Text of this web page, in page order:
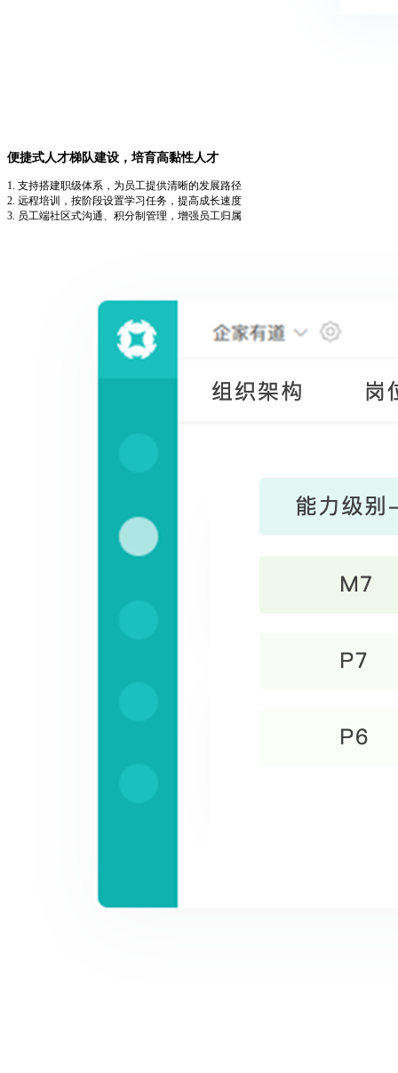
便捷式人才梯队建设，培育高黏性人才
1. 支持搭建职级体系，为员工提供清晰的发展路径
2. 远程培训，按阶段设置学习任务，提高成长速度
3. 员工端社区式沟通、积分制管理，增强员工归属